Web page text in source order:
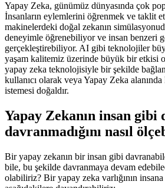
Yapay Zeka, günümüz dünyasında çok
İnsanların eylemlerini öğrenmek ve taklit
makinelerdeki doğal zekanın
deneyimle öğrenebiliyor ve insan benzeri
gerçekleştirebiliyor. AI gibi teknolojiler
yaşam kalitemiz üzerinde büyük bir etkisi
yapay zeka teknolojisiyle bir şekilde
kullanıcı olarak veya Yapay Zeka
istemesi doğaldır.
Yapay Zekanın insan gibi
davranmadığını nasıl
Bir yapay zekanın bir insan gibi
bile, bu şekilde davranmaya devam
olabiliriz? Bir yapay zeka varlığının